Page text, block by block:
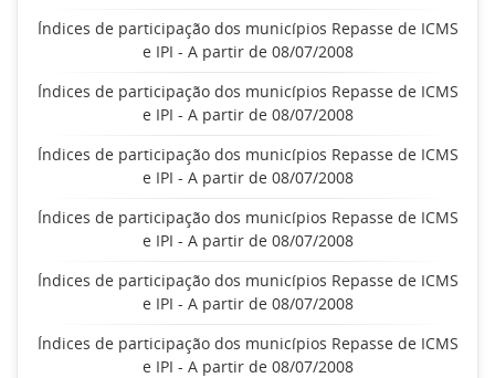
Índices de participação dos municípios Repasse de ICMS
e IPI - A partir de 08/07/2008
Índices de participação dos municípios Repasse de ICMS
e IPI - A partir de 08/07/2008
Índices de participação dos municípios Repasse de ICMS
e IPI - A partir de 08/07/2008
Índices de participação dos municípios Repasse de ICMS
e IPI - A partir de 08/07/2008
Índices de participação dos municípios Repasse de ICMS
e IPI - A partir de 08/07/2008
Índices de participação dos municípios Repasse de ICMS
e IPI - A partir de 08/07/2008